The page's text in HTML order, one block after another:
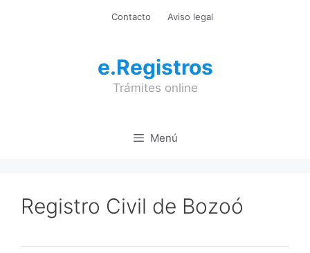
Contacto Aviso legal
e.Registros
Trámites online
Menú
Registro Civil de Bozoó